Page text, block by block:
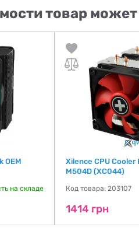
товар может
OEM
на складе
Xilence CPU Cooler
M504D (XC044)
Код товара: 203107
1414 грн